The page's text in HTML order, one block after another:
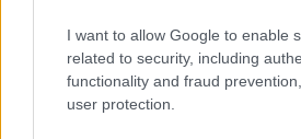
I want to allow Google to enable
related to security, including
functionality and fraud
user protection.